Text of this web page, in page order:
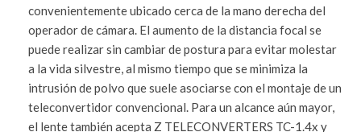
convenientemente ubicado cerca de la mano derecha del
operador de cámara. El aumento de la distancia focal se
puede realizar sin cambiar de postura para evitar molestar
a la vida silvestre, al mismo tiempo que se minimiza la
intrusión de polvo que suele asociarse con el montaje de un
teleconvertidor convencional. Para un alcance aún mayor,
el lente también acepta Z TELECONVERTERS TC-1.4x y